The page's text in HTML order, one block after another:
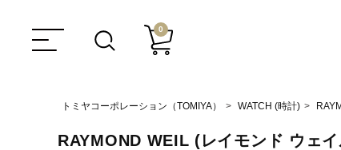
0
トミヤコーポレーション（TOMIYA） WATCH (時計)
RAYMOND WEIL (レイモンド ウェ